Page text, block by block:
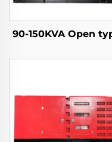
90-150KVA Open